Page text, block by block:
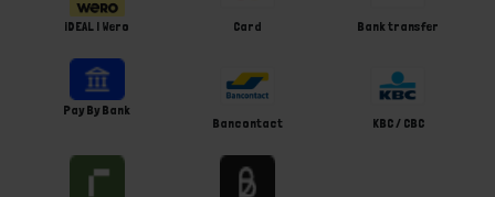
iDEAL | Wero Card Bank transfer
Pay By Bank
Bancontact
KBC / CBC